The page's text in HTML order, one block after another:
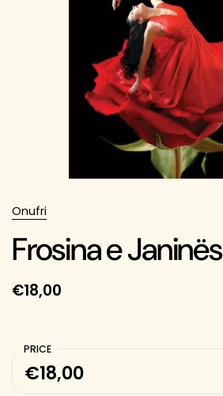
Onufri
Frosina e Janinës
€18,00
PRICE
€18,00